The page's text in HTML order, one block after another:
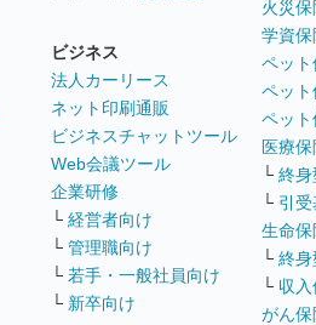
ビジネス
法人カーリース
ネット印刷通販
ビジネスチャットツール
Web会議ツール
企業研修
└ 経営者向け
└ 管理職向け
└ 若手・一般社員向け
└ 新卒向け
火災保
学資保
ペット
ペット
ペッ
医療
└ 終身
└ 引
生命保
└ 終身
└ 収
がん保